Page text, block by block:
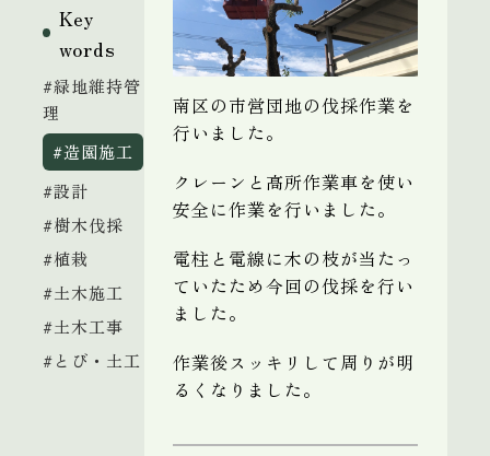
Key
words
#緑地維持管
理
#造園施工
#設計
#樹木伐採
#植栽
#土木施工
#土木工事
#とび・土工
南区の市営団地の伐採作業を
行いました。
クレーンと高所作業車を使い
安全に作業を行いました。
電柱と電線に木の枝が当たっ
ていたため今回の伐採を行い
ました。
作業後スッキリして周りが明
るくなりました。